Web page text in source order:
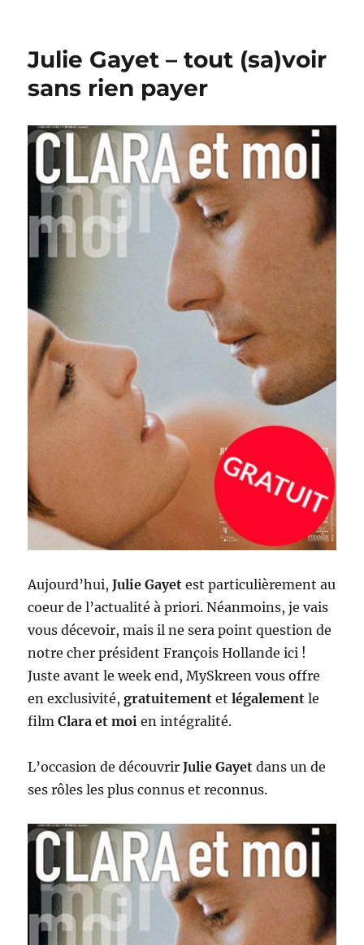
Men
Ball
Julie Gayet – tout (sa)voir
sans rien payer
Aujourd’hui,Julie Gayet est particulièrement au
coeur de l’actualité à priori. Néanmoins, je vais
vous décevoir, mais il ne sera point question de
notre cher président François Hollande ici !
Juste avant le week end, MySkreen vous offre
en exclusivité,gratuitement etlégalementle
filmClara et moi en intégralité.
L’occasion de découvrirJulie Gayet dans un de
ses rôles les plus connus et reconnus.